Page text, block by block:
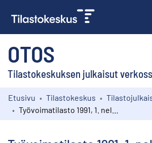
OTOS
Tilastokeskuksen julkaisut
Kokoelmat
Etusivu Tilastokeskus